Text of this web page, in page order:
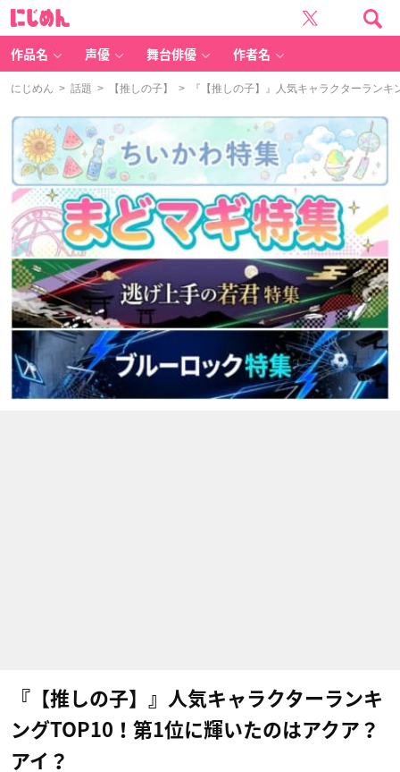
作品名 声優 舞台俳優 作者名
にじめん > 話題 > 【推しの子】 > 『【推しの子】』人気キャラクターランキ
『【推しの子】』人気キャラクターランキ
ングTOP10！第1位に輝いたのはアクア？
アイ？